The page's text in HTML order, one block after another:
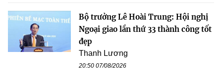
Bộ trưởng Lê Hoài Trung: Hội nghị
Ngoại giao lần thứ 33 thành công tốt
đẹp
Thanh Lương
20:50 07/08/2026